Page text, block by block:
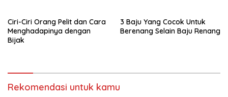
Ciri-Ciri Orang Pelit dan Cara
Menghadapinya dengan
Bijak
3 Baju Yang Cocok Untuk
Berenang Selain Baju Renang
Rekomendasi untuk kamu